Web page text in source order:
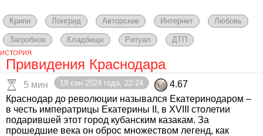
Крипи Лонгрид Авторские Интернет Любовь
Загробное Кладбище Ритуал ДТП
ИСТОРИЯ
Привидения Краснодара
5 мин 18 сен 2024 года, 22:24
4.67
Краснодар до революции назывался Екатеринодаром –
в честь императрицы Екатерины II, в XVIII столетии
подарившей этот город кубанским казакам. За
прошедшие века он оброс множеством легенд, как